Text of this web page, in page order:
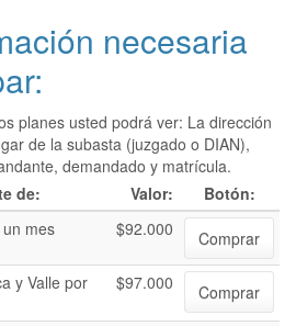
necesaria
planes usted podrá ver: La dirección
de la subasta (juzgado o DIAN),
demandado y matrícula.
de:
Valor:
Botón:
mes
$92.000
Comprar
y Valle por
$97.000 Comprar